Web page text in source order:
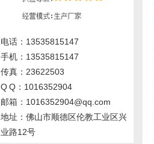
电话：13535815147
手机：13535815147
传真：23622503
Q Q：1016352904
邮箱：1016352904@qq.com
地址：佛山市顺德区伦教工业区兴
业路12号